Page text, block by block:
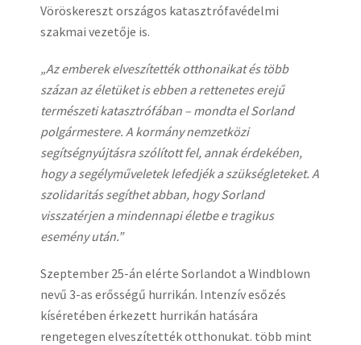
Vöröskereszt országos katasztrófavédelmi
szakmai vezetője is.
„Az emberek elveszítették otthonaikat és több
százan az életüket is ebben a rettenetes erejű
természeti katasztrófában – mondta el Sorland
polgármestere. A kormány nemzetközi
segítségnyújtásra szólított fel, annak érdekében,
hogy a segélyműveletek lefedjék a szükségleteket. A
szolidaritás segíthet abban, hogy Sorland
visszatérjen a mindennapi életbe e tragikus
esemény után.”
Szeptember 25-án elérte Sorlandot a Windblown
nevű 3-as erősségű hurrikán. Intenzív esőzés
kíséretében érkezett hurrikán hatására
rengetegen elveszítették otthonukat. több mint